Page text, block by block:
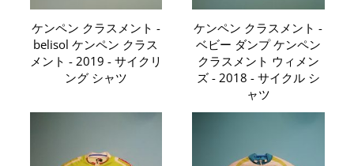
ケンペン クラスメント -
belisol ケンペン クラス
メント - 2019 - サイクリ
ング シャツ
ケンペン クラスメント -
ベビー ダンプ ケンペン
クラスメント ウィメン
ズ - 2018 - サイクル シ
ャツ